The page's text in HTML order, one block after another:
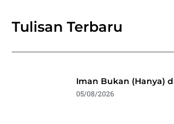
Tulisan Terbaru
Iman Bukan (Hanya)
05/08/2026